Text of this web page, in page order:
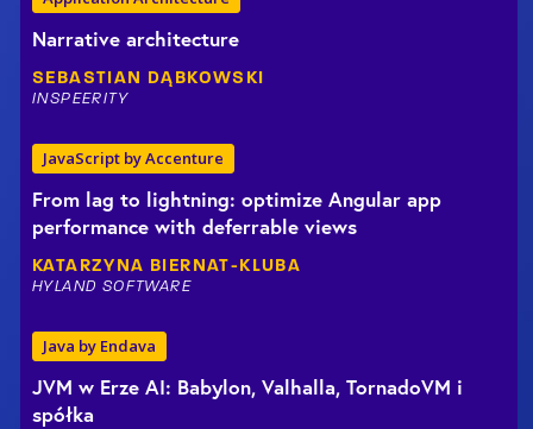
Narrative architecture
SEBASTIAN DĄBKOWSKI
INSPEERITY
JavaScript by Accenture
From lag to lightning: optimize Angular app
performance with deferrable views
KATARZYNA BIERNAT-KLUBA
HYLAND SOFTWARE
Java by Endava
JVM w Erze AI: Babylon, Valhalla, TornadoVM i
spółka